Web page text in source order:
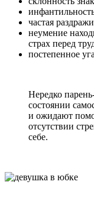
частая
неумение
страх перед
постепенное
Нередко
состоянии
и ожидают
отсутствии
себе.